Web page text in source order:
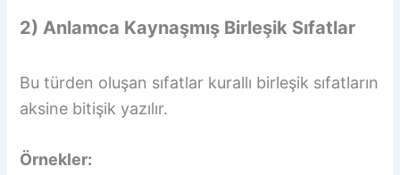
2) Anlamca Kaynaşmış Birleşik Sıfatlar
Bu türden oluşan sıfatlar kurallı birleşik sıfatların
aksine bitişik yazılır.
Örnekler: